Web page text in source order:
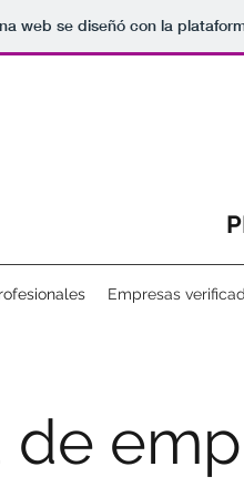
web se diseñó con la
Empresas
de